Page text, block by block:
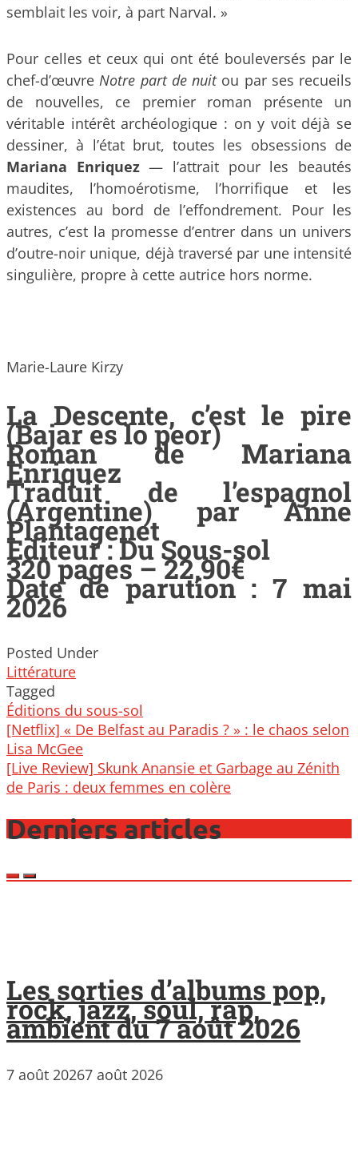
semblait les voir, à part Narval. »
Pour celles et ceux qui ont été bouleversés par le
chef-d’œuvre Notre part de nuitou par ses recueils
de nouvelles, ce premier roman présente un
véritable intérêt archéologique : on y voit déjà se
dessiner, à l’état brut, toutes les obsessions de
Mariana Enriquez— l’attrait pour les beautés
maudites, l’homoérotisme, l’horrifique et les
existences au bord de l’effondrement. Pour les
autres, c’est la promesse d’entrer dans un univers
d’outre-noir unique, déjà traversé par une intensité
singulière, propre à cette autrice hors norme.
Marie-Laure Kirzy
La Descente, c’est le pire
(Bajar es lo peor)
Roman de Mariana
Enriquez
Traduit de l’espagnol
(Argentine) par Anne
Plantagenet
Editeur : Du Sous-sol
320 pages – 22,90€
Date de parution : 7 mai
2026
Posted Under
Littérature
Tagged
Éditions du sous-sol
Post
navigation
[Netflix] « De Belfast au Paradis ? » : le chaos selon
Lisa McGee
[Live Review] Skunk Anansie et Garbage au Zénith
de Paris : deux femmes en colère
Derniers articles
Les sorties d’albums pop,
rock, jazz, soul, rap,
ambient du 7 août 2026
7 août 20267 août 2026